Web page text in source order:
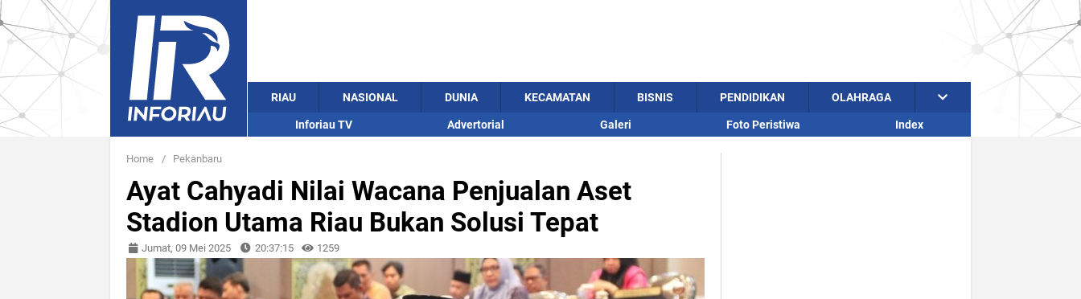
RIAU NASIONAL DUNIA KECAMATAN BISNIS PENDIDIKAN OLAHRAGA
Inforiau TV Advertorial Galeri Foto Peristiwa Index
Home / Pekanbaru
Ayat Cahyadi Nilai Wacana Penjualan Aset
Stadion Utama Riau Bukan Solusi Tepat
Jumat, 09 Mei 2025 20:37:15 1259